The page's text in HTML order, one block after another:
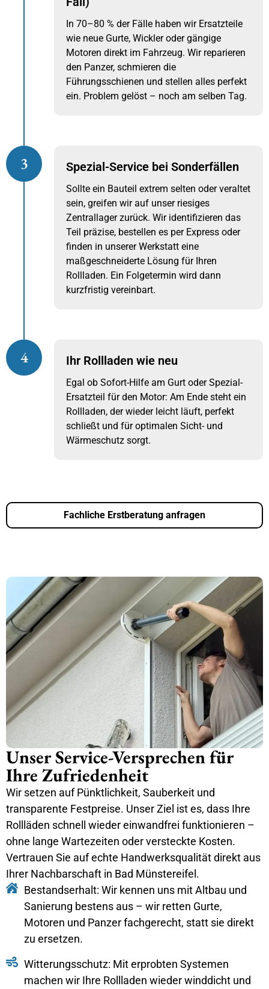
In 70–80 % der Fälle haben wir Ersatzteile
wie neue Gurte, Wickler oder gängige
Motoren direkt im Fahrzeug. Wir reparieren
den Panzer, schmieren die
Führungsschienen und stellen alles perfekt
ein. Problem gelöst – noch am selben Tag.
Spezial-Service bei Sonderfällen
Sollte ein Bauteil extrem selten oder veraltet
sein, greifen wir auf unser riesiges
Zentrallager zurück. Wir identifizieren das
Teil präzise, bestellen es per Express oder
finden in unserer Werkstatt eine
maßgeschneiderte Lösung für Ihren
Rollladen. Ein Folgetermin wird dann
kurzfristig vereinbart.
3
Ihr Rollladen wie neu
Egal ob Sofort-Hilfe am Gurt oder Spezial-
Ersatzteil für den Motor: Am Ende steht ein
Rollladen, der wieder leicht läuft, perfekt
schließt und für optimalen Sicht- und
Wärmeschutz sorgt.
4
Fachliche Erstberatung anfragen
Unser Service-Versprechen für
Ihre Zufriedenheit
Wir setzen auf Pünktlichkeit, Sauberkeit und
transparente Festpreise. Unser Ziel ist es, dass Ihre
Rollläden schnell wieder einwandfrei funktionieren –
ohne lange Wartezeiten oder versteckte Kosten.
Vertrauen Sie auf echte Handwerksqualität direkt aus
Ihrer Nachbarschaft in Bad Münstereifel.
Bestandserhalt: Wir kennen uns mit Altbau und
Sanierung bestens aus – wir retten Gurte,
Motoren und Panzer fachgerecht, statt sie direkt
zu ersetzen.
Witterungsschutz: Mit erprobten Systemen
machen wir Ihre Rollladen wieder winddicht und